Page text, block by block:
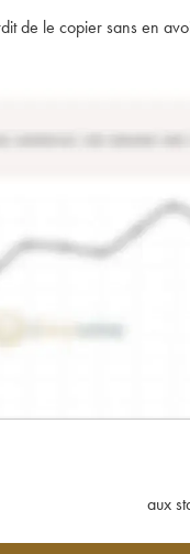
de le copier sans en
aux